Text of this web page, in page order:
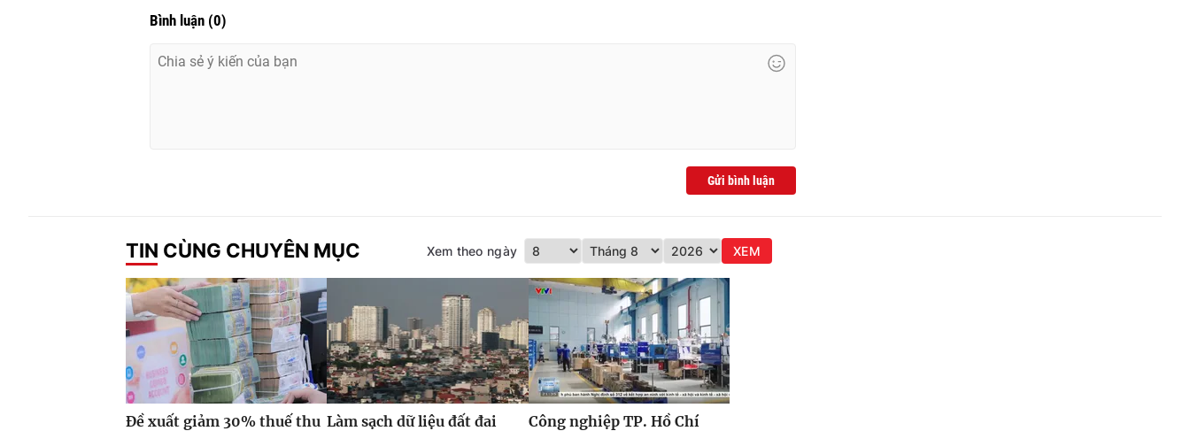
Bình luận (0)
Gửi bình luận
TIN CÙNG CHUYÊN MỤC Xem theo ngày XEM
Đề xuất giảm 30% thuế thu Làm sạch dữ liệu đất đai
Công nghiệp TP. Hồ Chí